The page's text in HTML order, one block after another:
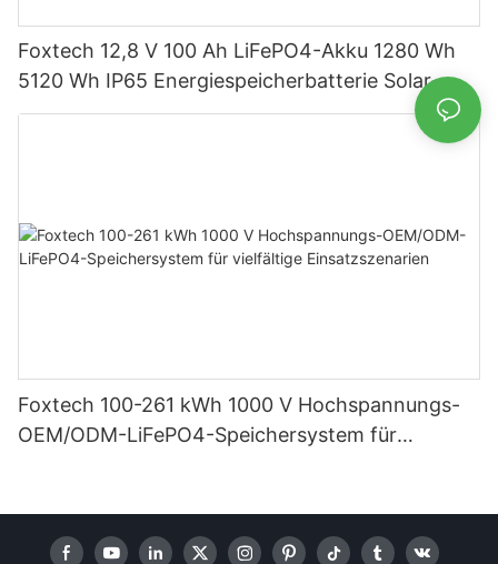
Foxtech 12,8 V 100 Ah LiFePO4-Akku 1280 Wh
5120 Wh IP65 Energiespeicherbatterie Solar-
Heimsysteme
Foxtech 100-261 kWh 1000 V Hochspannungs-
OEM/ODM-LiFePO4-Speichersystem für